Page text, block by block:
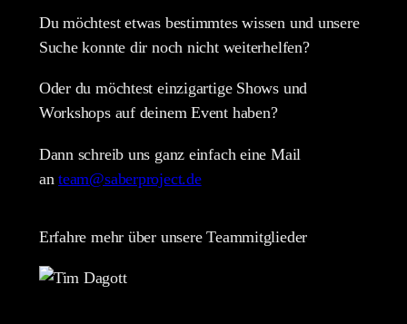
Du möchtest etwas bestimmtes wissen und unsere
Suche konnte dir noch nicht weiterhelfen?
Oder du möchtest einzigartige Shows und
Workshops auf deinem Event haben?
Dann schreib uns ganz einfach eine Mail
anteam@saberproject.de
Erfahre mehr über unsere Teammitglieder